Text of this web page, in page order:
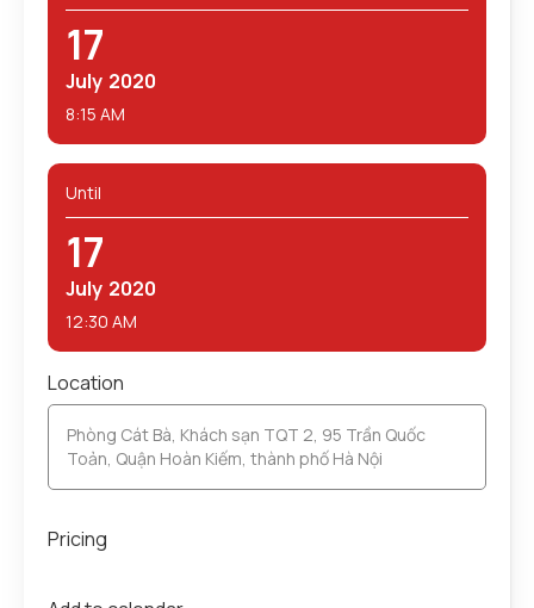
17
July 2020
8:15 AM
Until
17
July 2020
12:30 AM
Location
Phòng Cát Bà, Khách sạn TQT 2, 95 Trần Quốc
Toản, Quận Hoàn Kiếm, thành phố Hà Nội
Pricing